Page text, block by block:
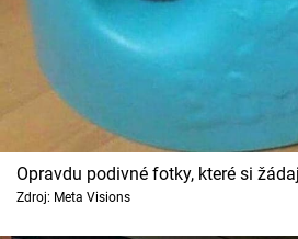
Opravdu podivné fotky, které si
Zdroj: Meta Visions